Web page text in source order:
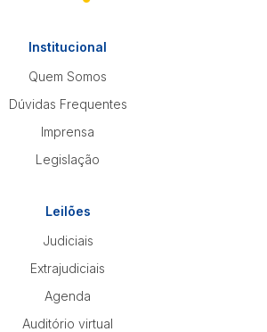
Institucional
Quem Somos
Dúvidas Frequentes
Imprensa
Legislação
Leilões
Judiciais
Extrajudiciais
Agenda
Auditório virtual